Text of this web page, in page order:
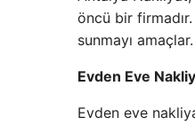
öncü bir
sunmayı amaçlar.
Evden Eve
Evden eve